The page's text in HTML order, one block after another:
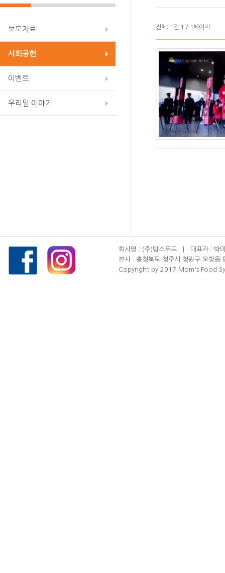
보도자료
사회공헌
이벤트
우리밀 이야기
전체: 1 건 1 / 1 페이지
회사명 : (주)맘스푸드 | 대표자 :
본사 : 충청북도 청주시 청원구 오
Copyright by 2017 Mom's Food